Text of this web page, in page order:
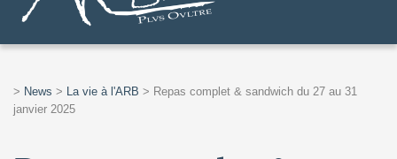
> News > La vie à l'ARB > Repas complet & sandwich du 27 au 31
janvier 2025